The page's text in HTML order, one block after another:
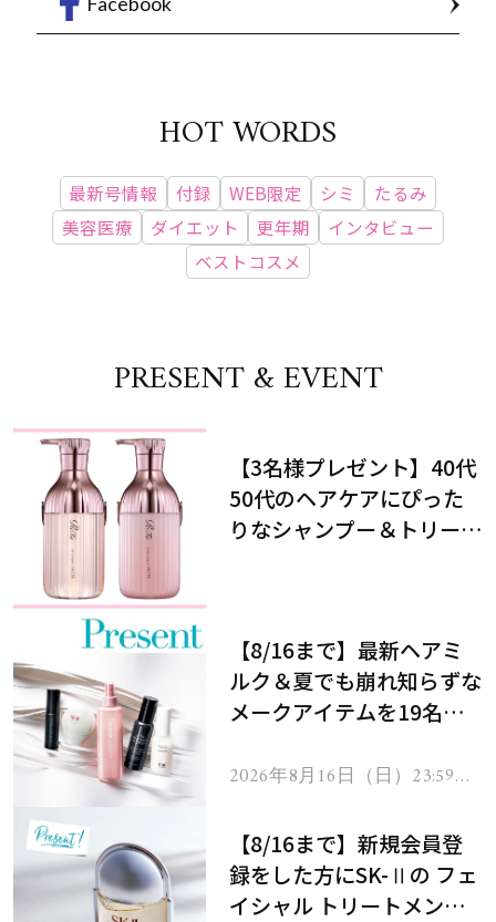
HOT WORDS
最新号情報 付録 WEB限定 シミ
たるみ
美容医療
ダイエット 更年期
インタビュー
ベストコスメ
PRESENT & EVENT
【3名様プレゼント】40代
50代のヘアケアにぴった
りなシャンプー＆トリート
【8/16まで】最新ヘアミ
ルク＆夏でも崩れ知らずな
メークアイテムを19名様
2026年8月16日（日）23:59ま
【8/16まで】新規会員登
録をした方にSK-Ⅱの フェ
イシャル トリートメント